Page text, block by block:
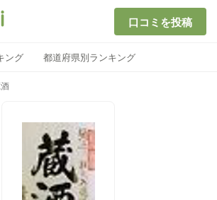
口コミを投稿
ング 都道府県別ランキング